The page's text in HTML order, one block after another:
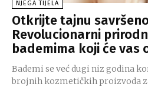
NJEGA TIJELA
Otkrijte tajnu
Revolucionarni
bademima koji će vas
Bademi se već dugi niz godina
brojnih kozmetičkih proizvoda